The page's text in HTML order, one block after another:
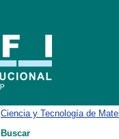
Ciencia y Tecnología de
Buscar